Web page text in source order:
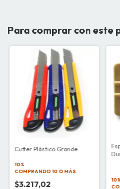
Para comprar con este
Cutter Plástico Grande
10%
COMPRANDO 10 O MÁS
$3.217,02